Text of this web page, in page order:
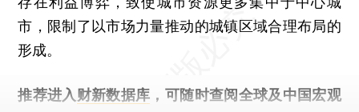
市，限制了以市场力量推动的城镇区域合理布局的
形成。
推荐进入 财新数据库 ，可随时查阅全球及中国宏观